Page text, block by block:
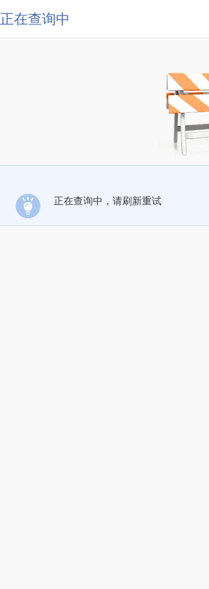
正在查询中
正在查询中，请刷新重试